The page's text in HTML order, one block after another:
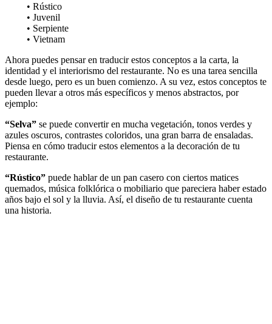
• Rústico
• Juvenil
• Serpiente
• Vietnam
Ahora puedes pensar en traducir estos conceptos a la carta, la
identidad y el interiorismo del restaurante. No es una tarea sencilla
desde luego, pero es un buen comienzo. A su vez, estos conceptos te
pueden llevar a otros más específicos y menos abstractos, por
ejemplo:
“Selva” se puede convertir en mucha vegetación, tonos verdes y
azules oscuros, contrastes coloridos, una gran barra de ensaladas.
Piensa en cómo traducir estos elementos a la decoración de tu
restaurante.
“Rústico” puede hablar de un pan casero con ciertos matices
quemados, música folklórica o mobiliario que pareciera haber estado
años bajo el sol y la lluvia. Así, el diseño de tu restaurante cuenta
una historia.